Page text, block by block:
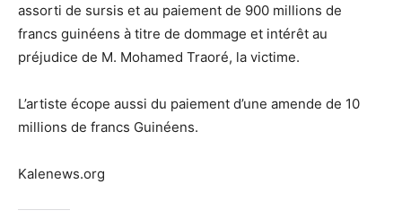
assorti de sursis et au paiement de 900 millions de
francs guinéens à titre de dommage et intérêt au
préjudice de M. Mohamed Traoré, la victime.
L’artiste écope aussi du paiement d’une amende de 10
millions de francs Guinéens.
Kalenews.org